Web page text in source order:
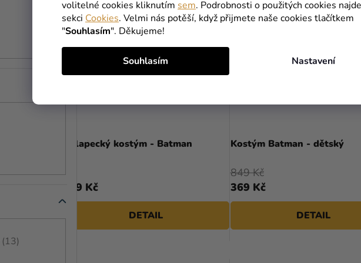
volitelné cookies kliknutím sem. Podrobnosti o použitých cookies
sekci Cookies. Velmi nás potěší, když přijmete naše cookies tlačítkem
"Souhlasím". Děkujeme!
Nastavení
Souhlasím
13
Chlapecký kostým - Batman
829 Kč
DETAIL
Kostým Batman - dětský
hodnocení
produktu
5
hvězdiček.
369 Kč
849 Kč
DETAIL